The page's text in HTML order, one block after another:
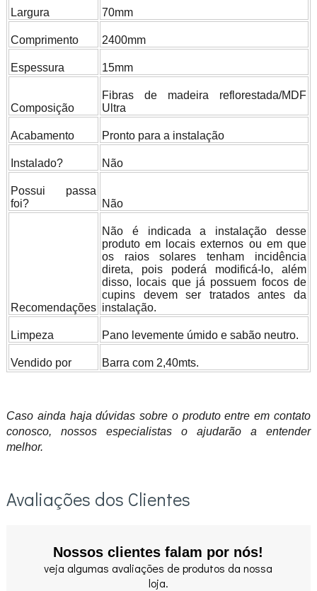
Largura 70mm
Comprimento 2400mm
Espessura 15mm
Composição
Fibras de madeira reflorestada/MDF
Ultra
Acabamento Pronto para a instalação
Instalado? Não
Possui passa
foi?
Não
Recomendações
Não é indicada a instalação desse
produto em locais externos ou em que
os raios solares tenham incidência
direta, pois poderá modificá-lo, além
disso, locais que já possuem focos de
cupins devem ser tratados antes da
instalação.
Limpeza Pano levemente úmido e sabão neutro.
Vendido por Barra com 2,40mts.
Caso ainda haja dúvidas sobre o produto entre em contato
conosco, nossos especialistas o ajudarão a entender
melhor.
Avaliações dos Clientes
Nossos clientes falam por nós!
veja algumas avaliações de produtos da nossa
loja.